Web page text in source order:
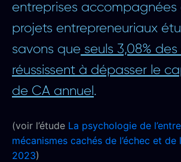
entreprises accompagnées
projets entrepreneuriaux
savons que seuls 3,08%
réussissent à dépasser le
de CA annuel .
(voir l’étude La psychologie de
mécanismes cachés de l’échec et de
2023)